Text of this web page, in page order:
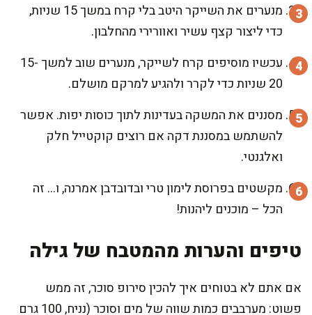
מנערים את השייקר היטב בלי קרח במשך 15 שניות,
כדי ליצור קצף עשיר ואוורירי מהחלבון.
עכשיו מוסיפים קרח לשייקר, מנערים שוב למשך 15-
20 שניות כדי לקרר ולהגיע למרקם מושלם.
מסננים את המשקה בעדינות לתוך כוסות יפות. אפשר
להשתמש במסננת דקה אם רוצים קוקטייל חלק
ואלגנטי.
מקשטים בפרוסת לימון טרי ובדובדבן אמרנה, ו… זה
הכל – מוכנים ליהנות!
טיפים והערות מהמטבח של גילה
אם אתם לא בטוחים איך להכין סירופ סוכר, זה ממש
פשוט: מערבבים כמות שווה של מים וסוכר (נניח, 100 גרם